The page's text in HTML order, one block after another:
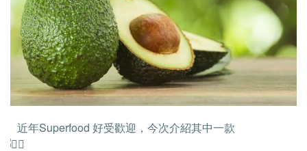
近年Superfood 好受歡迎，今次介紹其中一款